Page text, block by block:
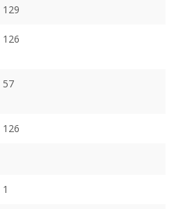
129
126
57
126
1